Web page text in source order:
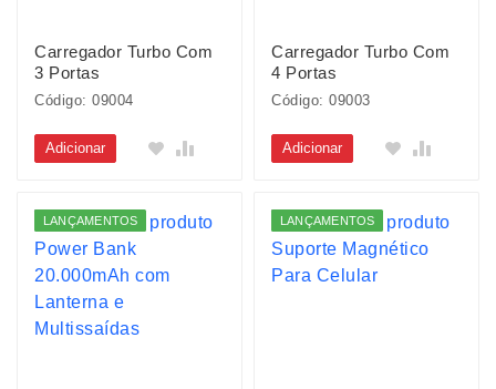
Carregador Turbo Com
3 Portas
Código: 09004
Adicionar
Carregador Turbo Com
4 Portas
Código: 09003
Adicionar
LANÇAMENTOS LANÇAMENTOS